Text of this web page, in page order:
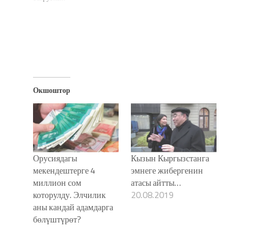
Окшоштор
Орусиядагы
мекендештерге 4
миллион сом
которулду. Элчилик
аны кандай адамдарга
бөлүштүрөт?
Кызын Кыргызстанга
эмнеге жибергенин
атасы айтты…
20.08.2019